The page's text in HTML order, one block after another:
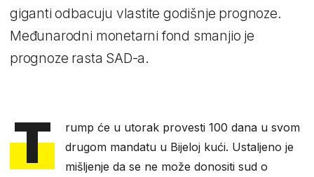
giganti odbacuju vlastite godišnje prognoze.
Međunarodni monetarni fond smanjio je
prognoze rasta SAD-a.
T
rump će u utorak provesti 100 dana u svom
drugom mandatu u Bijeloj kući. Ustaljeno je
mišljenje da se ne može donositi sud o